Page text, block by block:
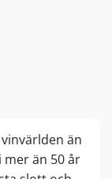
än
mer än 50 år